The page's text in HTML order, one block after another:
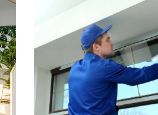
mécanisme de mon volet
roulant.